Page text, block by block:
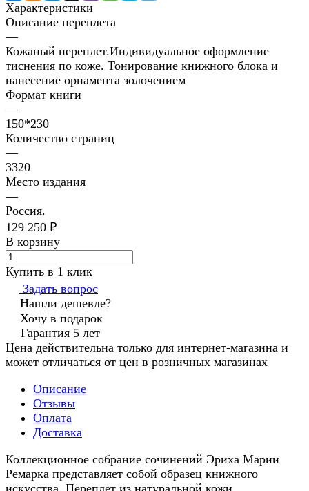
Характеристики
Описание переплета
—
Кожаный переплет.Индивидуальное оформление
тиснения по коже. Тонирование книжного блока и
нанесение орнамента золочением
Формат книги
—
150*230
Количество страниц
—
3320
Место издания
—
Россия.
129 250 ₽
В корзину
Купить в 1 клик
Задать вопрос
Нашли дешевле?
Хочу в подарок
Гарантия 5 лет
Цена действительна только для интернет-магазина и
может отличаться от цен в розничных магазинах
Описание
Отзывы
Оплата
Доставка
Коллекционное собрание сочинений Эриха Марии
Ремарка представляет собой образец книжного